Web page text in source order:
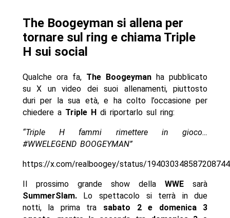
The Boogeyman si allena per
tornare sul ring e chiama Triple
H sui social
Qualche ora fa, The Boogeyman ha pubblicato
su X un video dei suoi allenamenti, piuttosto
duri per la sua età, e ha colto l’occasione per
chiedere aTriple H di riportarlo sul ring:
“Triple H fammi rimettere in gioco…
#WWELEGEND BOOGEYMAN”
https://x.com/realboogey/status/
Il prossimo grande show dellaWWE sarà
SummerSlam.Lo spettacolo si terrà in due
notti, la prima tra sabato 2 e domenica 3